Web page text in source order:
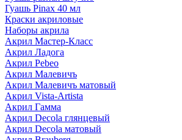
Гуашь Pinax 40 мл
Краски акриловые
Наборы акрила
Акрил Мастер-Класс
Акрил Ладога
Акрил Pebeo
Акрил Малевичъ
Акрил Малевичъ матовый
Акрил Vista-Artista
Акрил Гамма
Акрил Decola глянцевый
Акрил Decola матовый